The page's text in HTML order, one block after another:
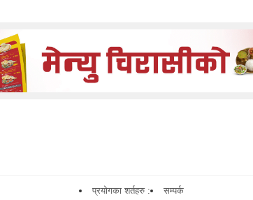
प्रयोगका शर्तहरु : सम्पर्क